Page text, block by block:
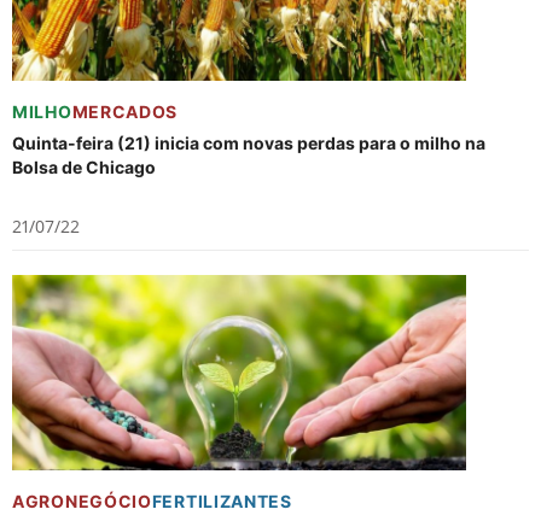
MILHOMERCADOS
Quinta-feira (21) inicia com novas perdas para o milho na
Bolsa de Chicago
21/07/22
AGRONEGÓCIOFERTILIZANTES